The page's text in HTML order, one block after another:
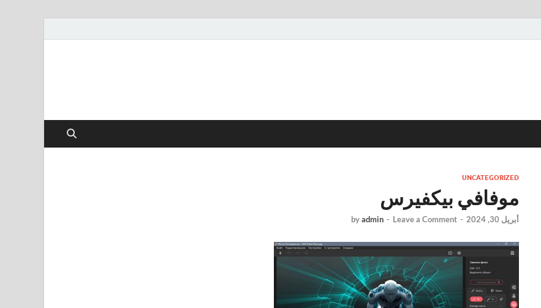
UNCATEGORIZED
موفافي بيكفيرس
أبريل 30, 2024 -
byadmin - Leave a Comment